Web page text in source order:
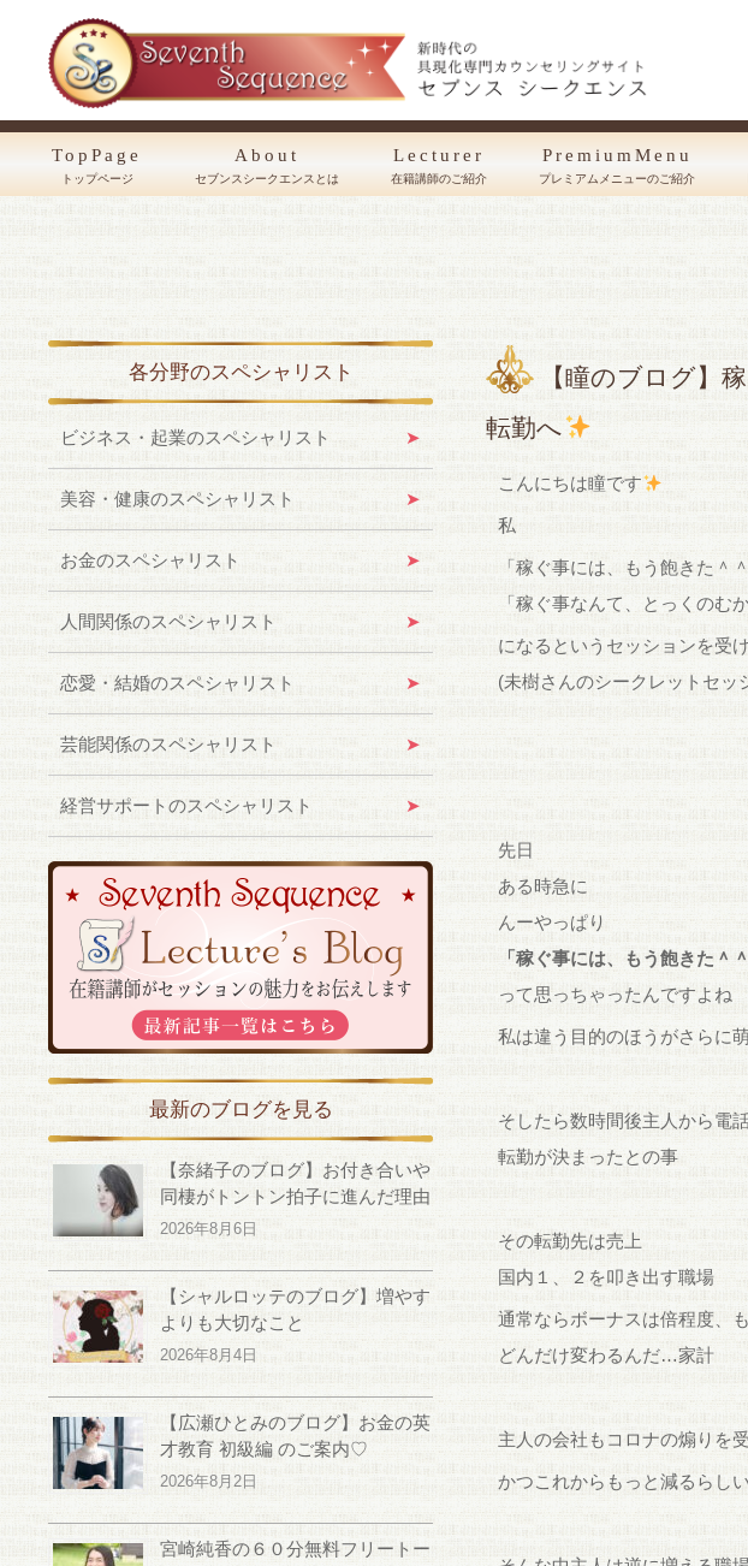
TopPage
トップページ
About
セブンスシークエンスとは
Lecturer
在籍講師のご紹介
PremiumMenu
プレミアムメニューのご紹介
【瞳のブログ】稼ぐ事には、もう飽きた＾＾♡と思ったら主人が全国１、２の場所に
転勤へ
こんにちは瞳です
私
「稼ぐ事には、もう飽きた＾
「稼ぐ事なんて、とっくのむ
になるというセッションを受
(未樹さんのシークレットセッ
先日
ある時急に
んーやっぱり
「稼ぐ事には、もう飽きた＾
って思っちゃったんですよね
私は違う目的のほうがさらに
そしたら数時間後主人から電
転勤が決まったとの事
その転勤先は売上
国内１、２を叩き出す職場
通常ならボーナスは倍程度、
どんだけ変わるんだ…家計
主人の会社もコロナの煽りを
かつこれからもっと減るらし
各分野のスペシャリスト
ビジネス・起業のスペシャリスト
美容・健康のスペシャリスト
お金のスペシャリスト
人間関係のスペシャリスト
恋愛・結婚のスペシャリスト
芸能関係のスペシャリスト
経営サポートのスペシャリスト
最新のブログを見る
【奈緒子のブログ】お付き合いや
同棲がトントン拍子に進んだ理由
2026年8月6日
【シャルロッテのブログ】増やす
よりも大切なこと
2026年8月4日
【広瀬ひとみのブログ】お金の英
才教育 初級編 のご案内♡
2026年8月2日
宮崎純香の６０分無料フリートー